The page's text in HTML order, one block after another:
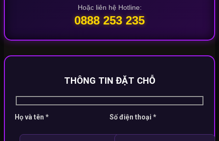
Hoặc liên hệ Hotline:
0888 253 235
THÔNG TIN ĐẶT CHỖ
Họ và tên * Số điện thoại *